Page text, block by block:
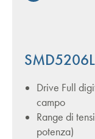
Drive Full
campo
Range di
potenza)